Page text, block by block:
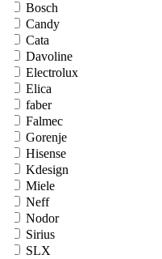
Bosch
Candy
Cata
Davoline
Electrolux
Elica
faber
Falmec
Gorenje
Hisense
Kdesign
Miele
Neff
Nodor
Sirius
SLX